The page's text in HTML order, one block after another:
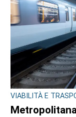
VIABILITÀ E